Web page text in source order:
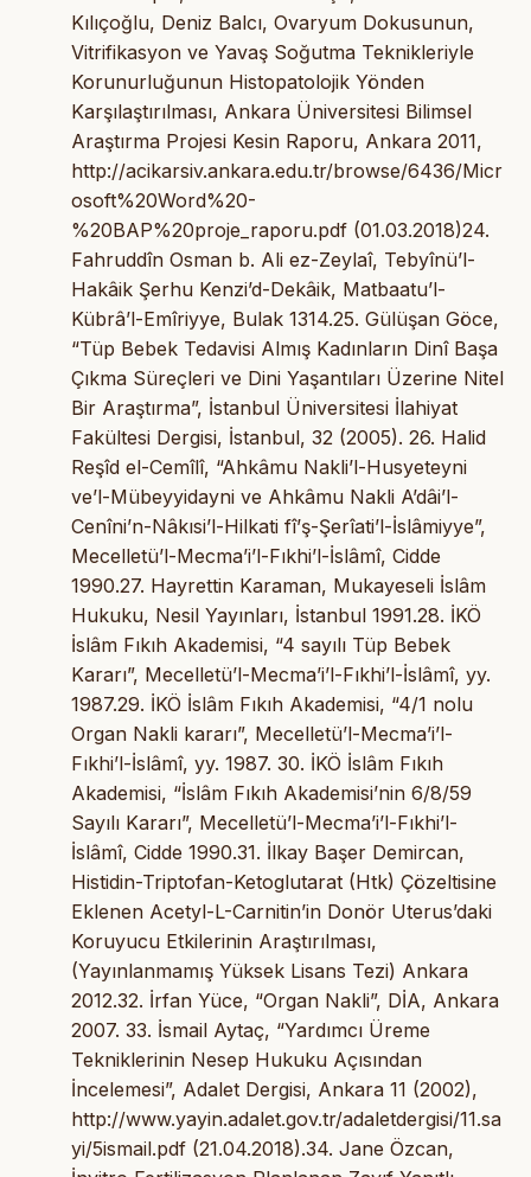
Kılıçoğlu, Deniz Balcı, Ovaryum Dokusunun,
Vitrifikasyon ve Yavaş Soğutma Teknikleriyle
Korunurluğunun Histopatolojik Yönden
Karşılaştırılması, Ankara Üniversitesi Bilimsel
Araştırma Projesi Kesin Raporu, Ankara 2011,
http://acikarsiv.ankara.edu.tr/browse/6436/Micr
osoft%20Word%20-
%20BAP%20proje_raporu.pdf (01.03.2018)24.
Fahruddîn Osman b. Ali ez-Zeylaî, Tebyînü’l-
Hakâik Şerhu Kenzi’d-Dekâik, Matbaatu’l-
Kübrâ’l-Emîriyye, Bulak 1314.25. Gülüşan Göce,
“Tüp Bebek Tedavisi Almış Kadınların Dinî Başa
Çıkma Süreçleri ve Dini Yaşantıları Üzerine Nitel
Bir Araştırma”, İstanbul Üniversitesi İlahiyat
Fakültesi Dergisi, İstanbul, 32 (2005). 26. Halid
Reşîd el-Cemîlî, “Ahkâmu Nakli’l-Husyeteyni
ve’l-Mübeyyidayni ve Ahkâmu Nakli A’dâi’l-
Cenîni’n-Nâkısi’l-Hilkati fî’ş-Şerîati’l-İslâmiyye”,
Mecelletü’l-Mecma’i’l-Fıkhi’l-İslâmî, Cidde
1990.27. Hayrettin Karaman, Mukayeseli İslâm
Hukuku, Nesil Yayınları, İstanbul 1991.28. İKÖ
İslâm Fıkıh Akademisi, “4 sayılı Tüp Bebek
Kararı”, Mecelletü’l-Mecma’i’l-Fıkhi’l-İslâmî, yy.
1987.29. İKÖ İslâm Fıkıh Akademisi, “4/1 nolu
Organ Nakli kararı”, Mecelletü’l-Mecma’i’l-
Fıkhi’l-İslâmî, yy. 1987. 30. İKÖ İslâm Fıkıh
Akademisi, “İslâm Fıkıh Akademisi’nin 6/8/59
Sayılı Kararı”, Mecelletü’l-Mecma’i’l-Fıkhi’l-
İslâmî, Cidde 1990.31. İlkay Başer Demircan,
Histidin-Triptofan-Ketoglutarat (Htk) Çözeltisine
Eklenen Acetyl-L-Carnitin’in Donör Uterus’daki
Koruyucu Etkilerinin Araştırılması,
(Yayınlanmamış Yüksek Lisans Tezi) Ankara
2012.32. İrfan Yüce, “Organ Nakli”, DİA, Ankara
2007. 33. İsmail Aytaç, “Yardımcı Üreme
Tekniklerinin Nesep Hukuku Açısından
İncelemesi”, Adalet Dergisi, Ankara 11 (2002),
http://www.yayin.adalet.gov.tr/adaletdergisi/11.sa
yi/5ismail.pdf (21.04.2018).34. Jane Özcan,